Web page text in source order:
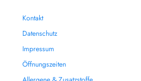
Kontakt
Datenschutz
Impressum
Öffnungszeiten